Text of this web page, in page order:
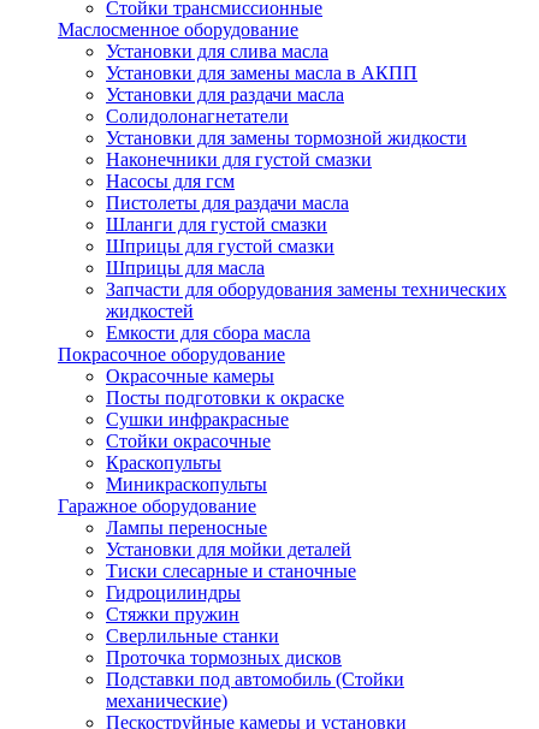
Стойки трансмиссионные
Маслосменное оборудование
Установки для слива масла
Установки для замены масла в АКПП
Установки для раздачи масла
Солидолонагнетатели
Установки для замены тормозной жидкости
Наконечники для густой смазки
Насосы для гсм
Пистолеты для раздачи масла
Шланги для густой смазки
Шприцы для густой смазки
Шприцы для масла
Запчасти для оборудования замены технических
жидкостей
Емкости для сбора масла
Покрасочное оборудование
Окрасочные камеры
Посты подготовки к окраске
Сушки инфракрасные
Стойки окрасочные
Краскопульты
Миникраскопульты
Гаражное оборудование
Лампы переносные
Установки для мойки деталей
Тиски слесарные и станочные
Гидроцилиндры
Стяжки пружин
Сверлильные станки
Проточка тормозных дисков
Подставки под автомобиль (Стойки
механические)
Пескоструйные камеры и установки